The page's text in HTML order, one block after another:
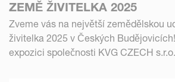
ZEMĚ ŽIVITELKA 2025
Zveme vás na největší zemědělskou
živitelka 2025 v Českých
expozici společnosti KVG CZECH